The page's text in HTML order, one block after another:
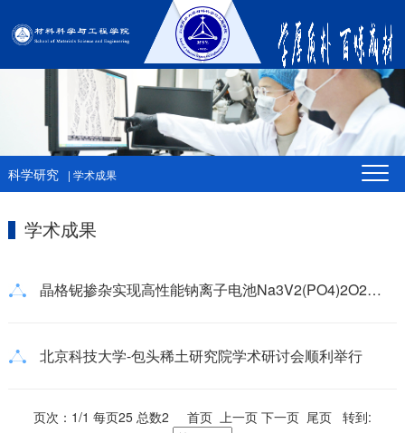
科学研究 | 学术成果
学术成果
晶格铌掺杂实现高性能钠离子电池Na3V2(PO4)2O2F正极材料
北京科技大学-包头稀土研究院学术研讨会顺利举行
页次：1/1 每页25 总数2 首页 上一页 下一页 尾页 转到: